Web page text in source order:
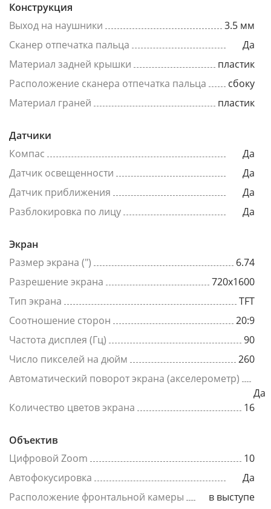
Конструкция
Выход на наушники
3.5 мм
Сканер отпечатка пальца
Да
Материал задней крышки
пластик
Расположение сканера отпечатка пальца
сбоку
Материал граней
пластик
Датчики
Компас
Да
Датчик освещенности
Да
Датчик приближения
Да
Разблокировка по лицу
Да
Экран
Размер экрана (")
6.74
Разрешение экрана
720x1600
Тип экрана
TFT
Соотношение сторон
20:9
Частота дисплея (Гц)
90
Число пикселей на дюйм
260
Автоматический поворот экрана (акселерометр)
Да
Количество цветов экрана
16
Объектив
Цифровой Zoom
10
Автофокусировка
Да
Расположение фронтальной камеры
в выступе